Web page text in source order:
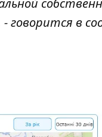
говорится в